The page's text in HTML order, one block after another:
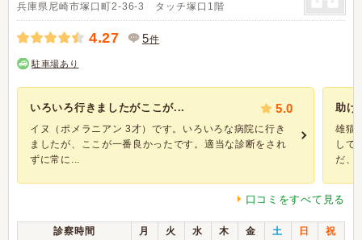
兵庫県尼崎市塚口町2-36-3 タッチ塚口1階
4.27 5件
駐車場あり
いろいろ行きましたがここが... 5.0
イヌ（ポメラニアン 3才）です。いろいろな病院に行き
ましたが、ここが一番良かったです。適当な診断をされ
ずに常に...
助け
雄猫
して
だ、
口コミをすべて見る
診察時間 月 火 水 木 金 土 日 祝